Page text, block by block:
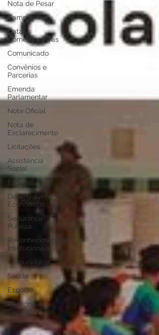
Nota de Pesar
Campanhas
Datas
Comemorativas
Comunicado
Convênios e
Parcerias
Emenda
Parlamentar
Nota Oficial
Nota de
Esclarecimento
Licitações
Assistência
Social
Esporte
Desenvolvimento
Econômico
Segurança
Pública
Reconhecimentos
Institucionais
Comunidade
Saúde
Esporte
Memória e
Cultura